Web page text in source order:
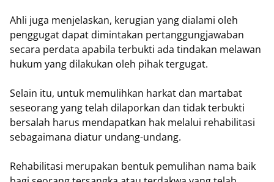
Ahli juga menjelaskan, kerugian yang dialami oleh
penggugat dapat dimintakan pertanggungjawaban
secara perdata apabila terbukti ada tindakan melawan
hukum yang dilakukan oleh pihak tergugat.
Selain itu, untuk memulihkan harkat dan martabat
seseorang yang telah dilaporkan dan tidak terbukti
bersalah harus mendapatkan hak melalui rehabilitasi
sebagaimana diatur undang-undang.
Rehabilitasi merupakan bentuk pemulihan nama baik